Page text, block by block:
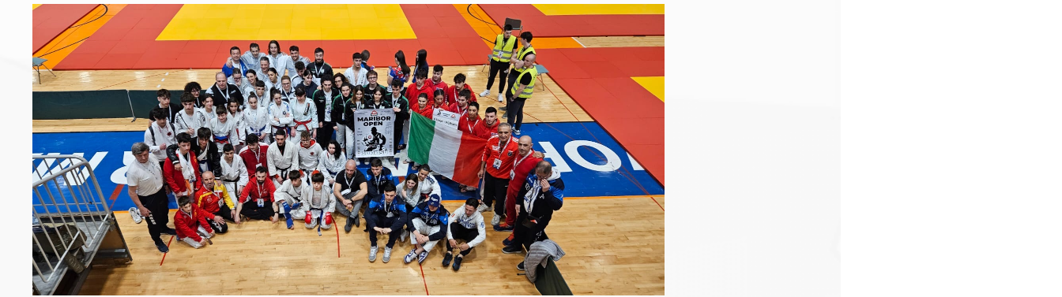
Karate
La disciplina
News
Gare e Risultati
Attività Didattica
Albi Federali
Arti marziali
Aikido
Ju Jitsu
Sumo
Capoeira
Grappling
BJJ
Pancrazio/Pankration
S'istrumpa
News
Calendario Attività